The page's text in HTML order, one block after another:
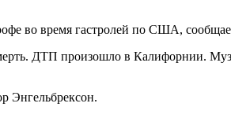
во время гастролей по США,
ДТП произошло в Калифорнии.
Энгельбрексон.